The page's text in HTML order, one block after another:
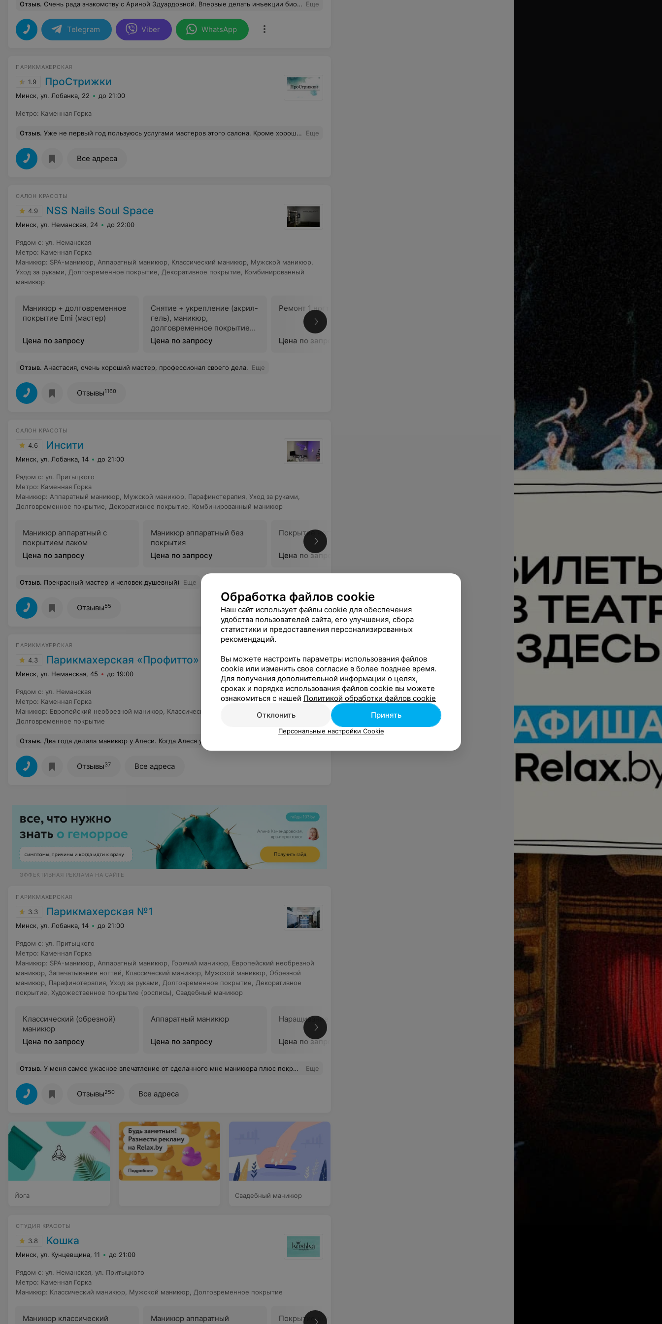
Отзыв. Очень рада знакомству с Ариной Эдуардовной. Впервые делать инъекции био было не больно. Уже записалась на следующую процедуру. Также полный восторг от салона! Очень приятно находиться, все для нас, девочек! Еще
Telegram Viber WhatsApp
ПАРИКМАХЕРСКАЯ
1.9 ПроСтрижки
Минск, ул. Лобанка, 22 до 21:00
Метро: Каменная Горка
Отзыв. Уже не первый год пользуюсь услугами мастеров этого салона. Кроме хороших слов,есть только благодарность за нелегкий труд девочек! Доступные цены,качество,обилие мастеров,можно всегда найти своего. Не понимаю людей,которые за такую цену чем то недовольны. Можно найти другой салон,стричься там,а не поливать грязью место,где ты был. Волосы не зубы как говорится))) Последний раз делала педикюр у Ангелины,прекрасный педикюр за 20р.мне есть,с чем сравнивать,работаю в салоне. Администраторы всегда с улыбкой,добродушные девченки! Всем здоровья, успехов и процветания!!! Еще
Все адреса
САЛОН КРАСОТЫ
4.9 NSS Nails Soul Space
Минск, ул. Неманская, 24 до 22:00
Рядом с: ул. Неманская
Метро: Каменная Горка
Маникюр: SPA-маникюр Аппаратный маникюр Классический маникюр Мужской маникюр
Уход за руками
Долговременное покрытие Декоративное покрытие
Комбинированный
маникюр
Маникюр + долговременное
покрытие Emi (мастер)
Цена по запросу
Снятие + укрепление (акрил-
гель), маникюр,
долговременное покрытие
(мастер)
Цена по запросу
Ремонт 1 ногтя (мастер)
Цена по запросу
Отзыв. Анастасия, очень хороший мастер, профессионал своего дела. Еще
Отзывы1160
САЛОН КРАСОТЫ
4.6 Инсити
Минск, ул. Лобанка, 14 до 21:00
Рядом с: ул. Притыцкого
Метро: Каменная Горка
Маникюр: Аппаратный маникюр Мужской маникюр Парафинотерапия Уход за руками
Долговременное покрытие
Декоративное покрытие Комбинированный маникюр
Маникюр аппаратный с
покрытием лаком
Цена по запросу
Маникюр аппаратный без
покрытия
Цена по запросу
Покрытие ногтей гель-лаком
Цена по запросу
Отзыв. Прекрасный мастер и человек душевный) Еще
Отзывы55
ПАРИКМАХЕРСКАЯ
4.3 Парикмахерская «Профитто»
Минск, ул. Неманская, 45 до 19:00
Рядом с: ул. Неманская
Метро: Каменная Горка
Маникюр: Европейский необрезной маникюр Классический маникюр Мужской маникюр
Долговременное покрытие
Отзыв. Два года делала маникюр у Алеси. Когда Алеся ушла в декрет, я с легкой тревогой пошла к другому мастеру Милане. Мои опасения оказались напрасны. Качественно, быстро, бережно и аккуратно сделан маникюр с долговременным покрытием. Спасибо за комфорт и красоту моих рук!
Отзывы37 Все адреса
ЭФФЕКТИВНАЯ РЕКЛАМА НА САЙТЕ
ПАРИКМАХЕРСКАЯ
3.3 Парикмахерская №1
Минск, ул. Лобанка, 14 до 21:00
Рядом с: ул. Притыцкого
Метро: Каменная Горка
Маникюр: SPA-маникюр Аппаратный маникюр Горячий маникюр
Европейский необрезной
маникюр
Запечатывание ногтей Классический маникюр Мужской маникюр
Обрезной
маникюр
Парафинотерапия Уход за руками Долговременное покрытие
Декоративное
покрытие
Художественное покрытие (роспись) Свадебный маникюр
Классический (обрезной)
маникюр
Цена по запросу
Аппаратный маникюр
Цена по запросу
Наращивание ногтей
Цена по запросу
Долговременное покрытие
гель-лаком
Отзыв. У меня самое ужасное впечатление от сделанного мне маникюра плюс покрытие гель-лаком! Мастера зовут Юлия, на маникюр ходила 5 марта! Не сняли полностью покрытие предыдущего мастера, сказали якобы ноготь будет неровный, предлагали покрыть специальным гелем для выравнивания. Но зачем если ноготь ровный если снять полностью предыдущую основу? Неровно нанесли лак, форму сделать вообще не получилось. Инструмент при мне не был обработан, мастер достала его просто из коробки, а не из стерилизатора или специального пакета, руки мне также не обработали. Фото сделано сразу после выхода из салона. Еще
Отзывы250 Все адреса
Йога Свадебный маникюр
СТУДИЯ КРАСОТЫ
3.8 Кошка
Минск, ул. Кунцевщина, 11 до 21:00
Рядом с: ул. Неманская ул. Притыцкого
Метро: Каменная Горка
Маникюр: Классический маникюр Мужской маникюр Долговременное покрытие
Маникюр классический Маникюр аппаратный Покрытие ногтей
Обработка файлов cookie
Наш сайт использует файлы cookie для обеспечения
удобства пользователей сайта, его улучшения, сбора
статистики и предоставления персонализированных
рекомендаций.
Вы можете настроить параметры использования файлов
cookie или изменить свое согласие в более позднее время.
Для получения дополнительной информации о целях,
сроках и порядке использования файлов cookie вы можете
ознакомиться с нашей Политикой обработки файлов cookie
Отклонить
Принять
Персональные настройки Cookie